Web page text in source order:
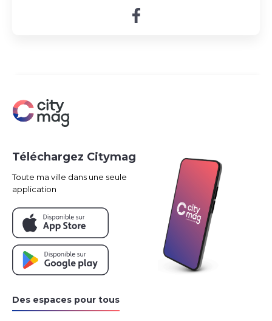
Des espaces pour tous
Téléchargez Citymag
Toute ma ville dans une seule
application